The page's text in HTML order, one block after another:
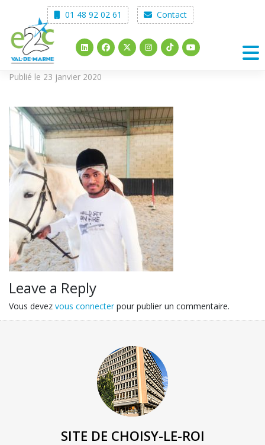
content
01 48 92 02 61 Contact
Publié le 23 janvier 2020
Leave a Reply
Vous devez vous connecter pour publier un commentaire.
SITE DE CHOISY-LE-ROI